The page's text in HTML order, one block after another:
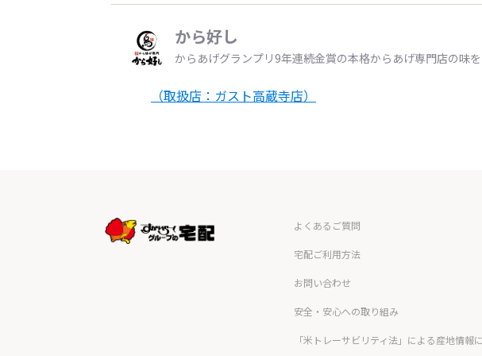
から好し
からあげグランプリ9年連続金賞の本格からあげ専門店の味を
（取扱店：ガスト高蔵寺店）
よくあるご質問
宅配ご利用方法
お問い合わせ
安全・安心への取り組み
「米トレーサビリティ法」による産地情報